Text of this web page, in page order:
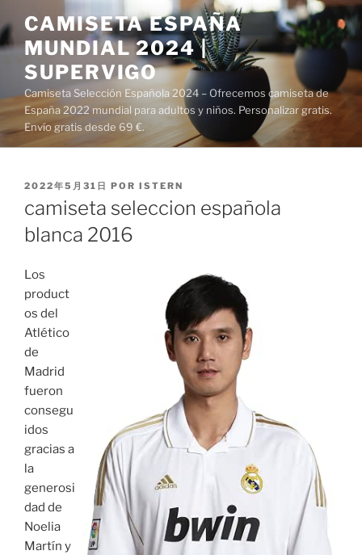
al
contenido
CAMISETA ESPAÑA
MUNDIAL 2024 |
SUPERVIGO
Camiseta Selección Española 2024 – Ofrecemos camiseta de
España 2022 mundial para adultos y niños. Personalizar gratis.
Envío gratis desde 69 €.
PUBLICADO
2022年5月31日 POR ISTERN
camiseta seleccion española
blanca 2016
Los
product
os del
Atlético
de
Madrid
fueron
consegu
idos
gracias a
la
generosi
dad de
Noelia
Martín y